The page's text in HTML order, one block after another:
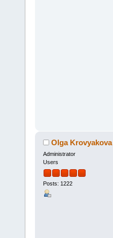
Olga Krovyakova
Administrator
Users
Posts: 1222